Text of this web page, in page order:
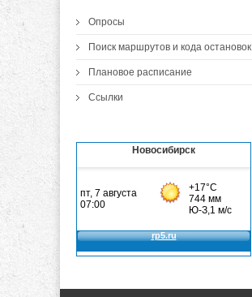
Опросы
Поиск маршрутов и кода остановок
Плановое расписание
Ссылки
Новосибирск